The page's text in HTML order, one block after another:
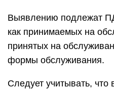
Выявлению подлежат
как принимаемых на
принятых на
формы обслуживания.
Следует учитывать,